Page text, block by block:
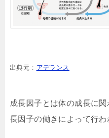
出典元： アデランス
成長因子とは体の成長に
長因子の働きによって行わ